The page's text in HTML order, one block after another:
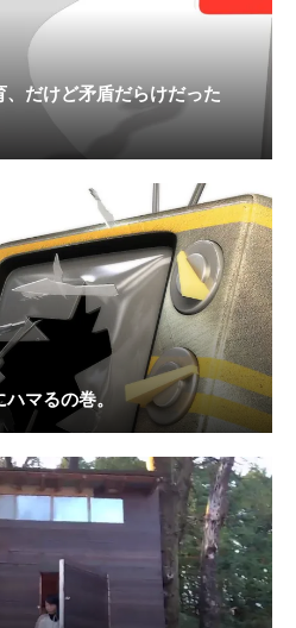
だけど矛盾だらけだった
マるの巻。